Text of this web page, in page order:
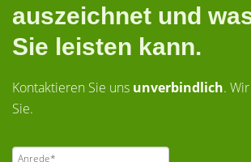
auszeichnet und
Sie leisten kann.
Kontaktieren Sie uns unverbindlich.
Sie.